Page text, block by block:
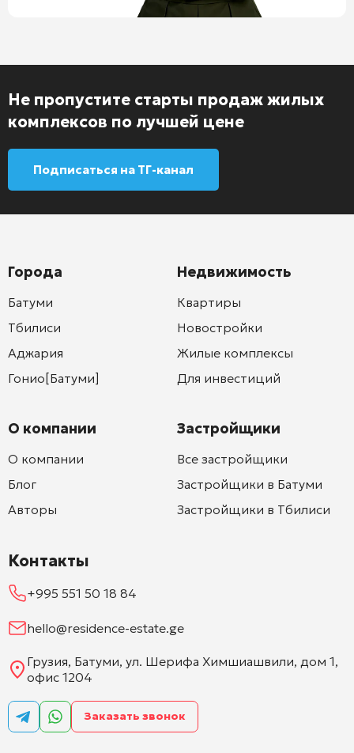
Не пропустите старты продаж жилых
комплексов по лучшей цене
Подписаться на ТГ-канал
Города
Батуми
Тбилиси
Аджария
Гонио[Батуми]
О компании
О компании
Блог
Авторы
Недвижимость
Квартиры
Новостройки
Жилые комплексы
Для инвестиций
Застройщики
Все застройщики
Застройщики в Батуми
Застройщики в Тбилиси
Контакты
+995 551 50 18 84
hello@residence-estate.ge
Грузия, Батуми, ул. Шерифа Химшиашвили, дом 1,
офис 1204
Заказать звонок